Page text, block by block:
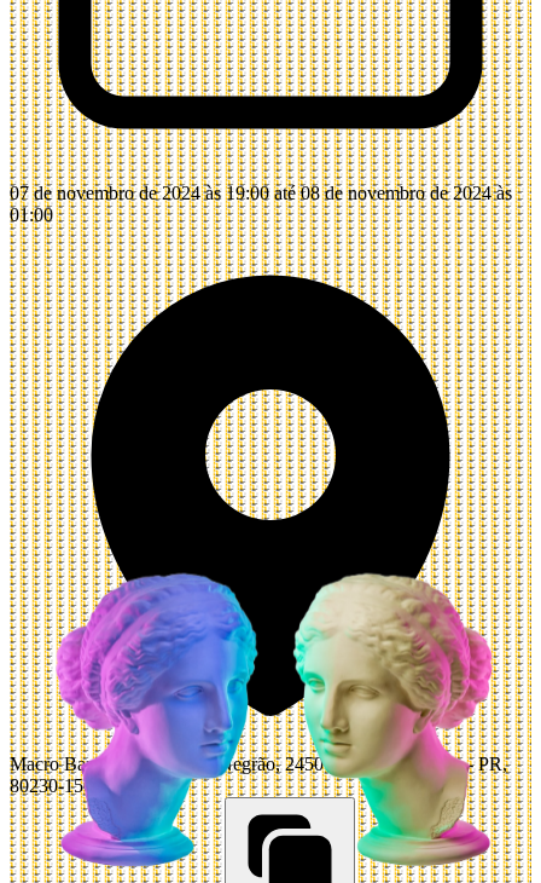
07 de novembro de 2024 às 19:00 até 08 de novembro de 2024 às
01:00
Macro Bar e Pista, R. João Negrão, 2450 - Centro, Curitiba - PR,
80230-150, Brazil